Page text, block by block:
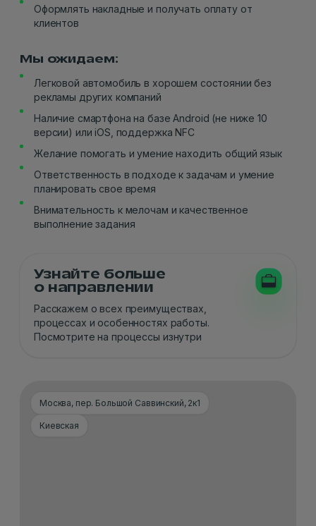
Оформлять накладные и получать оплату от
клиентов
Мы ожидаем:
Легковой автомобиль в хорошем состоянии без
рекламы других компаний
Наличие смартфона на базе Android (не ниже 10
версии) или iOS, поддержка NFC
Желание помогать и умение находить общий язык
Ответственность в подходе к задачам и умение
планировать свое время
Внимательность к мелочам и качественное
выполнение задания
Узнайте больше
о направлении
Расскажем о всех преимуществах,
процессах и особенностях работы.
Посмотрите на процессы изнутри
Москва, пер. Большой Саввинский, 2к1
Киевская